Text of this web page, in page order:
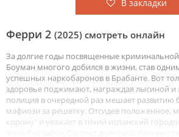
Ферри 2 (2025) смотреть онлайн
За долгие годы посвященные
Боуман многого добился в жизни, став
успешных наркобаронов в Брабанте. Вот
здоровье поджимают, награждая лысиной
полиция в очередной раз мешает развитию
мафиози за решетку. Отсидев положенное,
корону" и уезжает в тихий испанский
В закладки